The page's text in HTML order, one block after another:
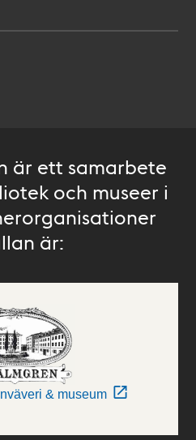
är ett samarbete
och museer i
är:
& museum